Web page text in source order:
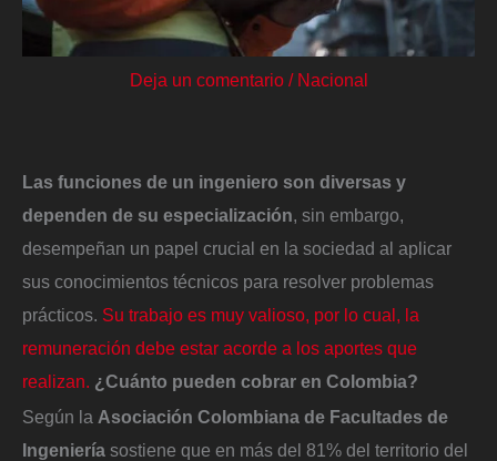
Deja un comentario / Nacional
Las funciones de un ingeniero son diversas y
dependen de su especialización, sin embargo,
desempeñan un papel crucial en la sociedad al aplicar
sus conocimientos técnicos para resolver problemas
prácticos. Su trabajo es muy valioso, por lo cual, la
remuneración debe estar acorde a los aportes que
realizan. ¿Cuánto pueden cobrar en Colombia?
Según la Asociación Colombiana de Facultades de
Ingeniería sostiene que en más del 81% del territorio del